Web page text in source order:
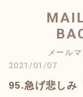
メール
2021/01/07
95.急げ悲しみ